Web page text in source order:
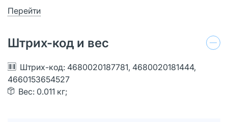
Перейти
Штрих-код и вес
Штрих-код: 4680020187781, 4680020181444,
4660153654527
Вес: 0.011 кг;